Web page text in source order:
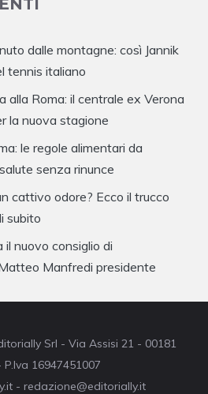
dalle montagne: così Jannik
tennis italiano
alla Roma: il centrale ex Verona
la nuova stagione
le regole alimentari da
senza rinunce
cattivo odore? Ecco il trucco
subito
il nuovo consiglio di
Manfredi presidente
Srl - Via Assisi 21 - 00181
16947451007
- redazione@editorially.it